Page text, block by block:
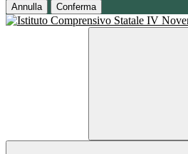
Annulla Conferma